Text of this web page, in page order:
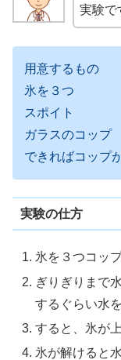
実験で
用意するもの
氷を３つ
スポイト
ガラスのコップ
できればコップ
実験の仕方
氷を３つコッ
ぎりぎりまで
するぐらい水
すると、氷が
氷が解けると